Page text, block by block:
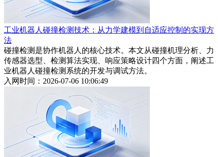
工业机器人碰撞检测技术：从力学建模到自适应控制的实现方
法
碰撞检测是协作机器人的核心技术。本文从碰撞机理分析、力
传感器选型、检测算法实现、响应策略设计四个方面，阐述工
业机器人碰撞检测系统的开发与调试方法。
入网时间：2026-07-06 10:06:49